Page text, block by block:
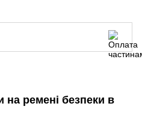
на ремені безпеки в